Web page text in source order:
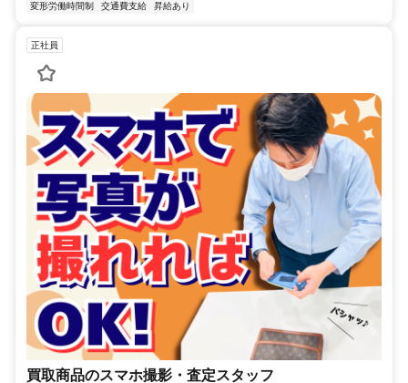
変形労働時間制 交通費支給 昇給あり
正社員
買取商品のスマホ撮影・査定スタッフ